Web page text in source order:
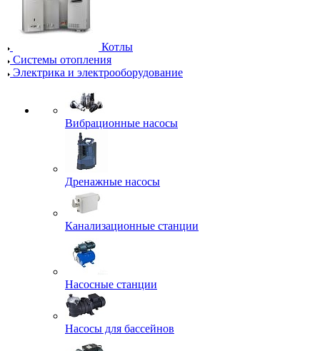
Котлы
Системы отопления
Электрика и электрооборудование
Вибрационные насосы
Дренажные насосы
Канализационные станции
Насосные станции
Насосы для бассейнов